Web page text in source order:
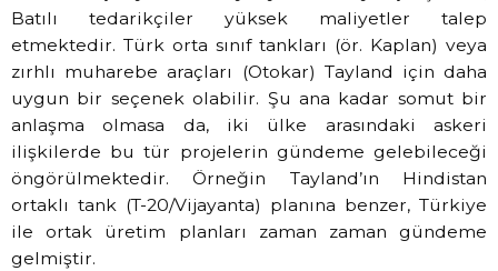
Batılı tedarikçiler yüksek maliyetler talep
etmektedir. Türk orta sınıf tankları (ör. Kaplan) veya
zırhlı muharebe araçları (Otokar) Tayland için daha
uygun bir seçenek olabilir. Şu ana kadar somut bir
anlaşma olmasa da, iki ülke arasındaki askeri
ilişkilerde bu tür projelerin gündeme gelebileceği
öngörülmektedir. Örneğin Tayland’ın Hindistan
ortaklı tank (T-20/Vijayanta) planına benzer, Türkiye
ile ortak üretim planları zaman zaman gündeme
gelmiştir.